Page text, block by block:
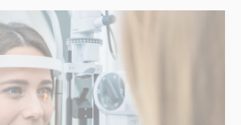
et les causes de cette
ce que le glaucome se guérit ?
l'évolution d'un